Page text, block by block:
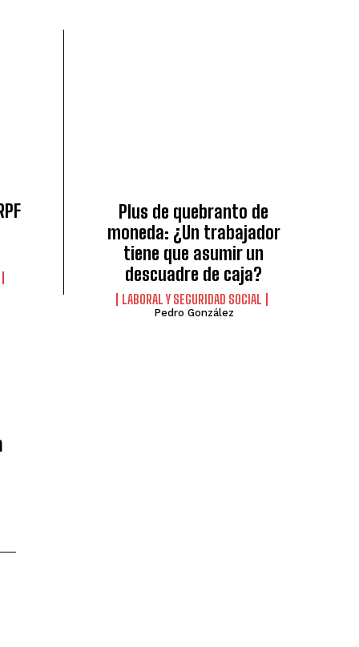
Plus de quebranto de
moneda: ¿Un trabajador
tiene que asumir un
descuadre de caja?
LABORAL Y SEGURIDAD SOCIAL
Pedro González